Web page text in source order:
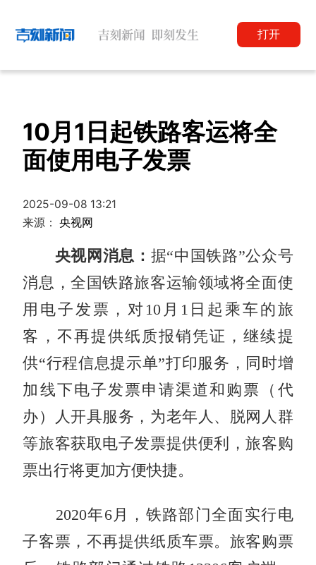
打开
10月1日起铁路客运将全
面使用电子发票
2025-09-08 13:21
来源：央视网
央视网消息： 据“中国铁路”公众号
消息，全国铁路旅客运输领域将全面使
用电子发票，对10月1日起乘车的旅
客，不再提供纸质报销凭证，继续提
供“行程信息提示单”打印服务，同时增
加线下电子发票申请渠道和购票（代
办）人开具服务，为老年人、脱网人群
等旅客获取电子发票提供便利，旅客购
票出行将更加方便快捷。
2020年6月，铁路部门全面实行电
子客票，不再提供纸质车票。旅客购票